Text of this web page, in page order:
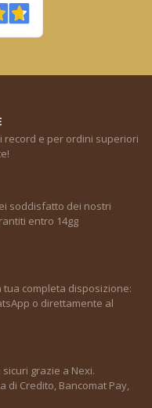
record e per ordini superiori
soddisfatto dei nostri
entro 14gg
completa disposizione:
o direttamente al
grazie a Nexi.
di Credito, Bancomat Pay,